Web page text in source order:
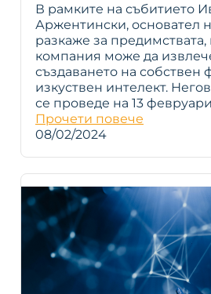
В рамките на събитието
Аржентински, основател
разкаже за предимствата,
компания може да
създаването на собствен
изкуствен интелект.
се проведе на 13
Прочети повече
08/02/2024